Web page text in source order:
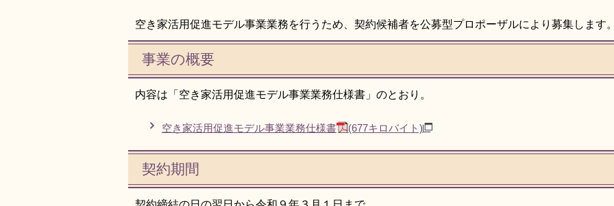
空き家活用促進モデル事業業務を行うため、契約候補者を公募型プロポーザルにより募集します
事業の概要
内容は「空き家活用促進モデル事業業務仕様書」のとおり。
空き家活用促進モデル事業業務仕様書 (677キロバイト)
契約期間